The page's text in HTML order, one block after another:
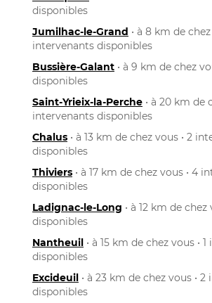
disponibles
Jumilhac-le-Grand • à 8 km de
intervenants disponibles
Bussière-Galant • à 9 km de chez
disponibles
Saint-Yrieix-la-Perche • à 20 km de
intervenants disponibles
Chalus • à 13 km de chez vous • 2
disponibles
Thiviers • à 17 km de chez vous • 4
disponibles
Ladignac-le-Long • à 12 km de
disponibles
Nantheuil • à 15 km de chez vous •
disponibles
Excideuil • à 23 km de chez vous •
disponibles